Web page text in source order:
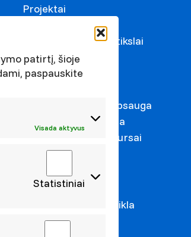
patirtį, šioje
paspauskite
Visada aktyvus
Statistiniai
Projektai
Darnaus vystymosi tikslai
Naujienos
Renginiai
Asmens duomenų apsauga
Korupcijos prevencija
Atestavimas ir konkursai
Mokslas
Taikomoji mokslo veikla
Leidiniai